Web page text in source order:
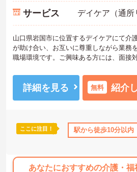
無資格OK 研修制度あり 産休･育
サービス デイケア（通所
山口県岩国市に位置するデイケアにて介
が助け合い、お互いに尊重しながら業務
職場環境です。ご興味ある方には、面接
詳細を見る 無料 紹介
ここに注目！ 駅から徒歩10分以内
あなたにおすすめの介護・